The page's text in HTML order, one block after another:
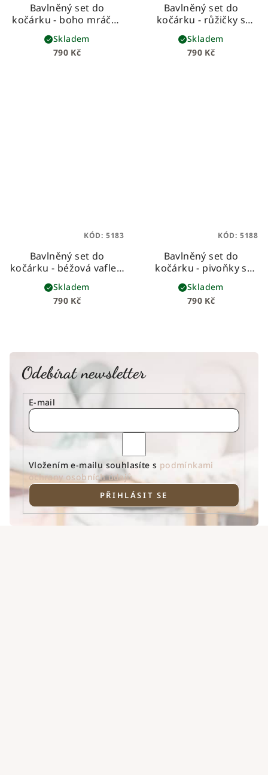
Bavlněný set do
kočárku - boho mráčky
s bílou vaflí
790 Kč
Skladem
Bavlněný set do
kočárku - růžičky s
růžovou
790 Kč
Skladem
Bavlněný set do
kočárku - béžová vafle s
mušelínem se zlatými
tečkami
790 Kč
Skladem
KÓD: 5183
Bavlněný set do
kočárku - pivoňky s
růžovým mušelínem
790 Kč
Skladem
KÓD: 5188
Odebírat newsletter
E-mail
Vložením e-mailu souhlasíte s podmínkami
ochrany osobních údajů
PŘIHLÁSIT SE